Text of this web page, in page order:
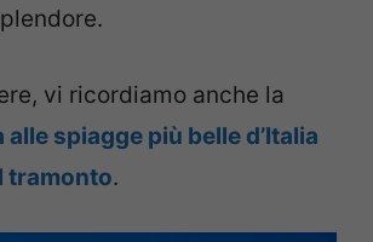
vi ricordiamo anche la
alle spiagge più belle d’Italia
tramonto.